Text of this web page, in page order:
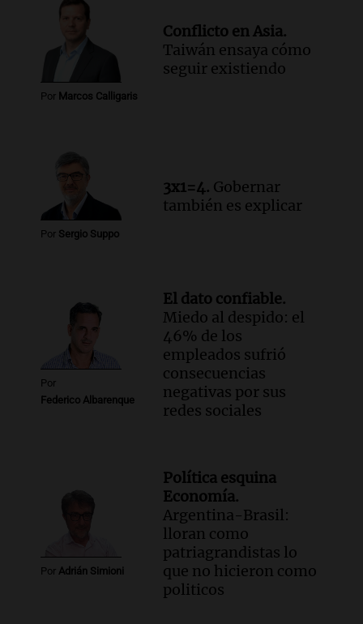
Por Marcos Calligaris
Conflicto en Asia.
Taiwán ensaya cómo
seguir existiendo
Por Sergio Suppo
3x1=4. Gobernar
también es explicar
Por
Federico Albarenque
El dato confiable.
Miedo al despido: el
46% de los
empleados sufrió
consecuencias
negativas por sus
redes sociales
Por Adrián Simioni
Política esquina
Economía.
Argentina-Brasil:
lloran como
patriagrandistas lo
que no hicieron como
politicos